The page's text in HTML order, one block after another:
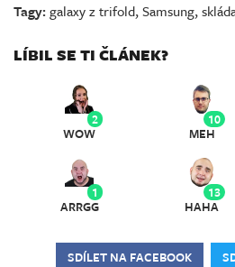
Tagy:galaxy z trifold,Samsung,
LÍBIL SE TI ČLÁNEK?
2
WOW
10
MEH
1
ARRGG
13
HAHA
SDÍLET NA FACEBOOK